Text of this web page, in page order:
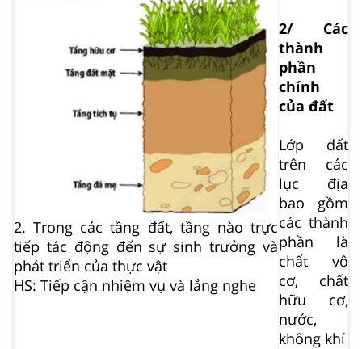
2. Trong các tầng đất, tầng nào trực
tiếp tác động đến sự sinh trưởng và
phát triển của thực vật
HS: Tiếp cận nhiệm vụ và lắng nghe
2/ Các
thành
phần
chính
của đất
Lớp đất
trên các
lục địa
bao gồm
các thành
phần là
chất vô
cơ, chất
hữu cơ,
nước,
không khí